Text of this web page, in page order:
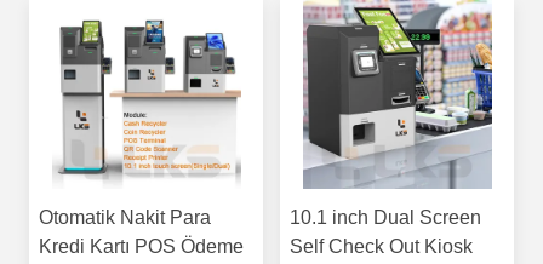
Otomatik Nakit Para
Kredi Kartı POS Ödeme
10.1 inch Dual Screen
Self Check Out Kiosk